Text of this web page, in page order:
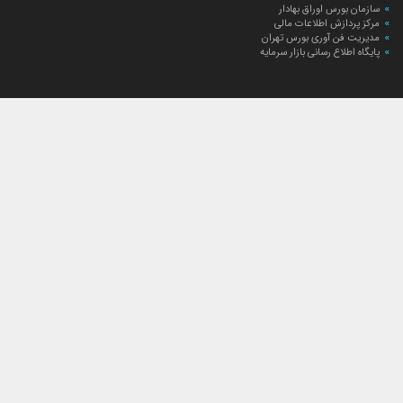
سازمان بورس اوراق بهادار
مرکز پردازش اطلاعات مالی
مدیریت فن آوری بورس تهران
پایگاه اطلاع رسانی بازار سرمایه
ارتباط با صندوق